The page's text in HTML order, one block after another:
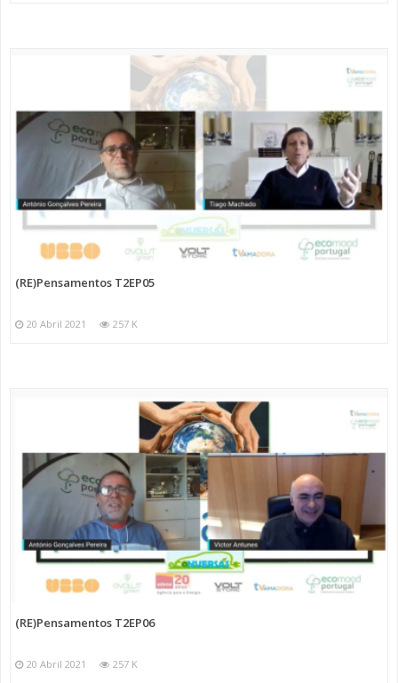
(RE)Pensamentos T2EP05
20 Abril 2021 257 K
(RE)Pensamentos T2EP06
20 Abril 2021 257 K